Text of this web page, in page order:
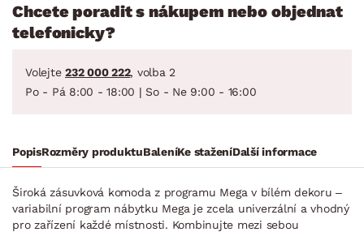
Chcete poradit s nákupem nebo objednat
telefonicky?
Volejte 232 000 222, volba 2
Po - Pá 8:00 - 18:00 | So - Ne 9:00 - 16:00
PopisRozměry produktuBaleníKe staženíDalší informace
Široká zásuvková komoda z programu Mega v bílém dekoru –
variabilní program nábytku Mega je zcela univerzální a vhodný
pro zařízení každé místnosti. Kombinujte mezi sebou